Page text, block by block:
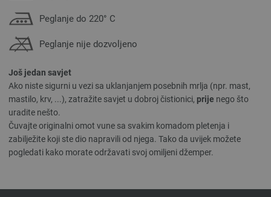
Peglanje do 220° C
Peglanje nije dozvoljeno
Još jedan savjet
Ako niste sigurni u vezi sa uklanjanjem posebnih mrlja (npr. mast,
mastilo, krv, ...), zatražite savjet u dobroj čistionici, prije nego što
uradite nešto.
Čuvajte originalni omot vune sa svakim komadom pletenja i
zabilježite koji ste dio napravili od njega. Tako da uvijek možete
pogledati kako morate održavati svoj omiljeni džemper.